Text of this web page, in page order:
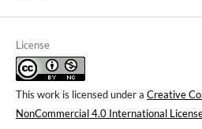
License
This work is licensed under a Creative
NonCommercial 4.0 International